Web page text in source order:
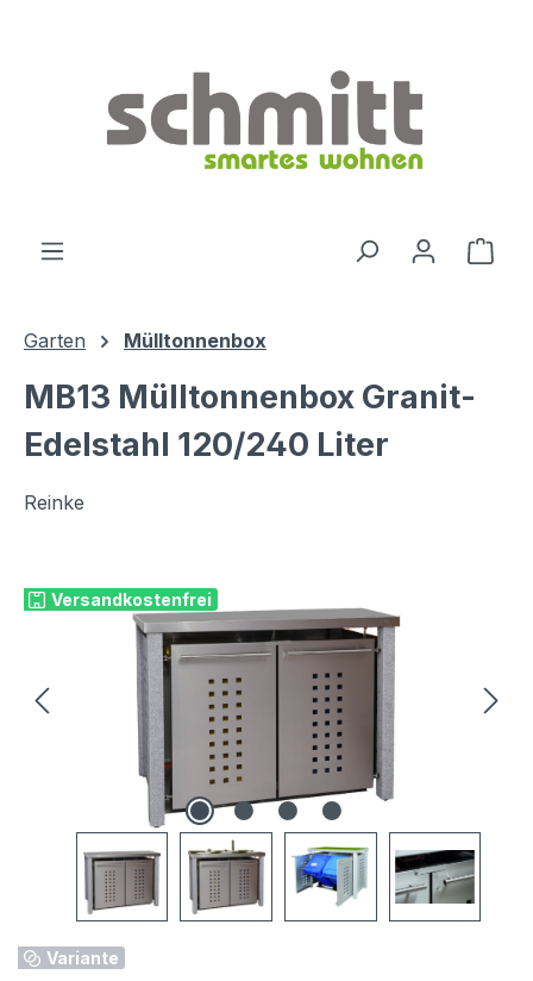
Garten Mülltonnenbox
MB13 Mülltonnenbox Granit-
Edelstahl 120/240 Liter
Reinke
Versandkostenfrei
Variante